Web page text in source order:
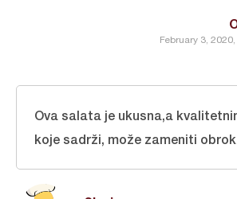
February 3,
Ova salata je ukusna,a
koje sadrži, može zameniti